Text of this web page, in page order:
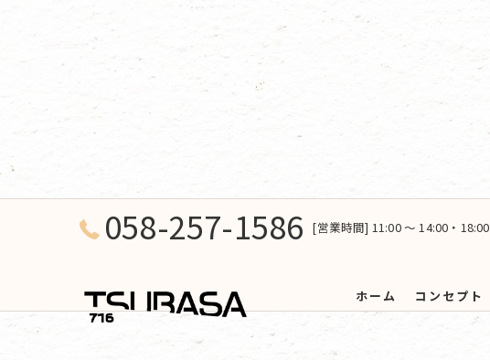
058-257-1586 [営業時間] 11:00 ～ 14:00・
ホーム コンセプト